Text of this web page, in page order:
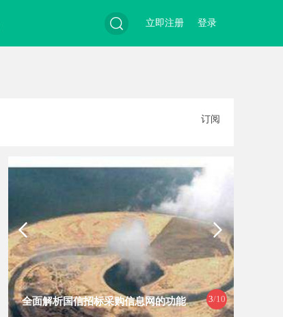
登录
立即注册
订阅
3/10
全面解析国信招标采购信息网的功能